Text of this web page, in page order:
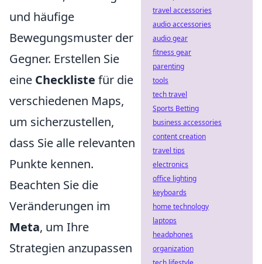
und häufige
Bewegungsmuster der
Gegner. Erstellen Sie
eine Checkliste für die
verschiedenen Maps,
um sicherzustellen,
dass Sie alle relevanten
Punkte kennen.
Beachten Sie die
Veränderungen im
Meta, um Ihre
Strategien anzupassen
travel accessories
audio accessories
audio gear
fitness gear
parenting
tools
tech travel
Sports Betting
business accessories
content creation
travel tips
electronics
office lighting
keyboards
home technology
laptops
headphones
organization